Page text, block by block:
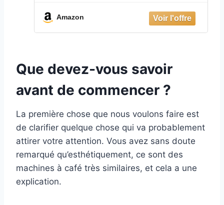
Amazon
Que devez-vous savoir
avant de commencer ?
La première chose que nous voulons faire est
de clarifier quelque chose qui va probablement
attirer votre attention. Vous avez sans doute
remarqué qu’esthétiquement, ce sont des
machines à café très similaires, et cela a une
explication.